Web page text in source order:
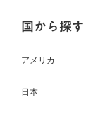
国から探す
アメリカ
日本